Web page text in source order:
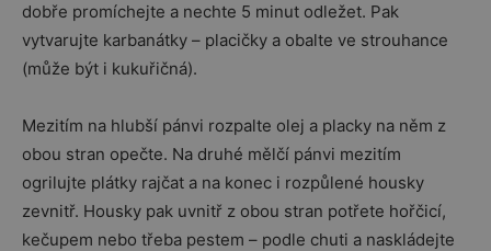
dobře promíchejte a nechte 5 minut odležet. Pak
vytvarujte karbanátky – placičky a obalte ve strouhance
(může být i kukuřičná).
Mezitím na hlubší pánvi rozpalte olej a placky na něm z
obou stran opečte. Na druhé mělčí pánvi mezitím
ogrilujte plátky rajčat a na konec i rozpůlené housky
zevnitř. Housky pak uvnitř z obou stran potřete hořčicí,
kečupem nebo třeba pestem – podle chuti a naskládejte